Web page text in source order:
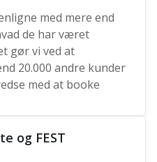
med mere end
de har været
gør vi ved at
20.000 andre kunder
med at booke
og FEST